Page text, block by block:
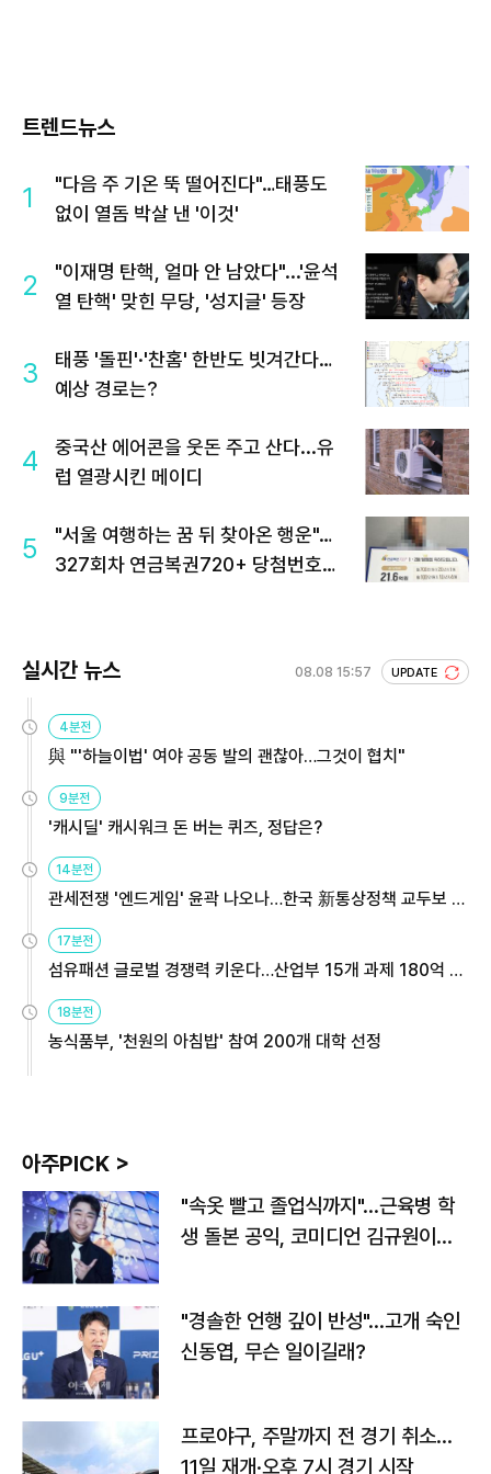
트렌드뉴스
1
"다음 주 기온 뚝 떨어진다"…태풍도
없이 열돔 박살 낸 '이것'
2
"이재명 탄핵, 얼마 안 남았다"...'윤석
열 탄핵' 맞힌 무당, '성지글' 등장
3
태풍 '돌핀'·'찬홈' 한반도 빗겨간다…
예상 경로는?
4
중국산 에어콘을 웃돈 주고 산다...유
럽 열광시킨 메이디
5
"서울 여행하는 꿈 뒤 찾아온 행운"…
327회차 연금복권720+ 당첨번호조
실시간 뉴스 08.08 15:57 UPDATE
4분전
與 "'하늘이법' 여야 공동 발의 괜찮아…그것이 협치"
9분전
'캐시딜' 캐시워크 돈 버는 퀴즈, 정답은?
14분전
관세전쟁 '엔드게임' 윤곽 나오나…한국 新통상정책 교두보 활
17분전
섬유패션 글로벌 경쟁력 키운다…산업부 15개 과제 180억 지
18분전
농식품부, '천원의 아침밥' 참여 200개 대학 선정
아주PICK >
"속옷 빨고 졸업식까지"…근육병 학
생 돌본 공익, 코미디언 김규원이었
"경솔한 언행 깊이 반성"…고개 숙인
신동엽, 무슨 일이길래?
프로야구, 주말까지 전 경기 취소…
11일 재개·오후 7시 경기 시작